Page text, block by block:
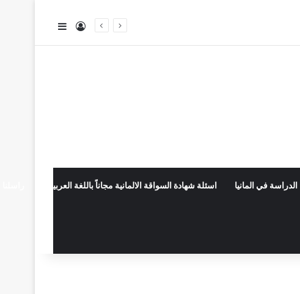
تسجيل الدخول
الدراسة في المانيا اسئلة شهادة السواقة الالمانية مجاناً باللغة العربية